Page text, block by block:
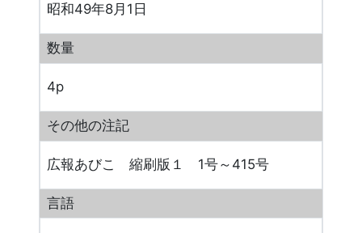
昭和49年8月1日
数量
4p
その他の注記
広報あびこ 縮刷版１ 1号～415号
言語